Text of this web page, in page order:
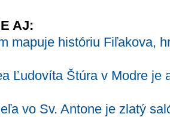
AJ:
mapuje históriu Fiľakova,
Ľudovíta Štúra v Modre je
vo Sv. Antone je zlatý